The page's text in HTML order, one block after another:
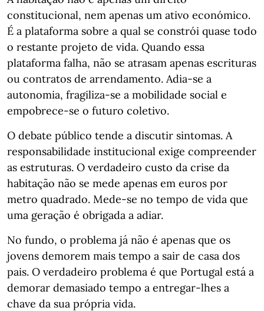
constitucional, nem apenas um ativo económico.
É a plataforma sobre a qual se constrói quase todo
o restante projeto de vida. Quando essa
plataforma falha, não se atrasam apenas escrituras
ou contratos de arrendamento. Adia-se a
autonomia, fragiliza-se a mobilidade social e
empobrece-se o futuro coletivo.
O debate público tende a discutir sintomas. A
responsabilidade institucional exige compreender
as estruturas. O verdadeiro custo da crise da
habitação não se mede apenas em euros por
metro quadrado. Mede-se no tempo de vida que
uma geração é obrigada a adiar.
No fundo, o problema já não é apenas que os
jovens demorem mais tempo a sair de casa dos
pais. O verdadeiro problema é que Portugal está a
demorar demasiado tempo a entregar-lhes a
chave da sua própria vida.